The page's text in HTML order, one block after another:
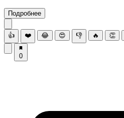
Подробнее
👍 ❤️ 😂 😍 👎 🔥 👏
0